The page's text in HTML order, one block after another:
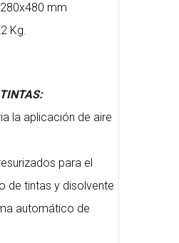
mm
Kg.
la aplicación de aire
para el
de tintas y disolvente
automático de